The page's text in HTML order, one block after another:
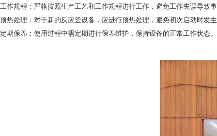
工作规程：严格按照生产工艺和工作规程进行工作，避免工作失误导致
预热处理：对于新的反应釜设备，应进行预热处理，避免初次启动时发
定期保养：使用过程中需定期进行保养维护，保持设备的正常工作状态。